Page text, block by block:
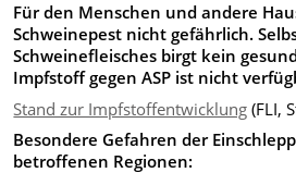
Für den Menschen und andere
Schweinepest nicht gefährlich.
Schweinefleisches birgt kein
Impfstoff gegen ASP ist nicht
Stand zur Impfstoffentwicklung (FLI,
Besondere Gefahren der
betroffenen Regionen: